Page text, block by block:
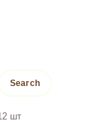
Search
шт